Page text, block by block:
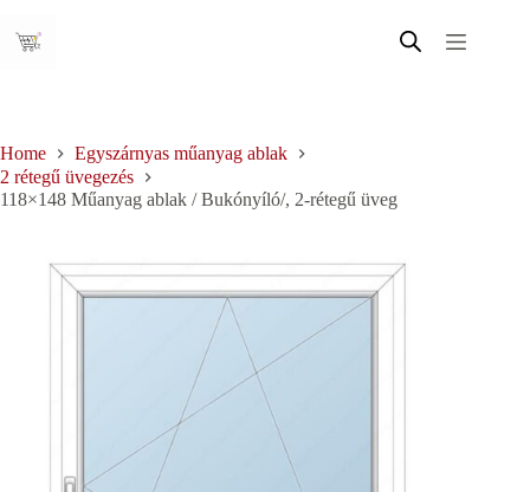
content
Home
Egyszárnyas műanyag ablak
2 rétegű üvegezés
118×148 Műanyag ablak / Bukónyíló/, 2-rétegű üveg